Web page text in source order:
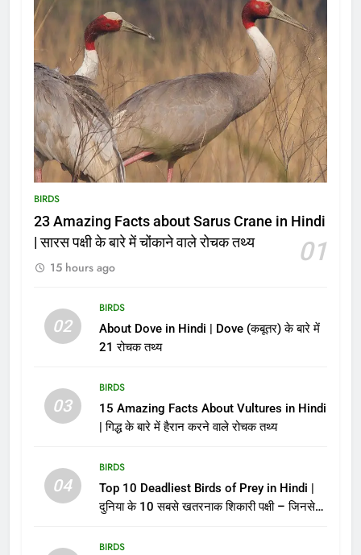
BIRDS
23 Amazing Facts about Sarus Crane in Hindi
| सारस पक्षी के बारे में चोंकाने वाले रोचक तथ्य
01
15 hours ago
02
BIRDS
About Dove in Hindi | Dove (कबूतर) के बारे में
21 रोचक तथ्य
03
BIRDS
15 Amazing Facts About Vultures in Hindi
| गिद्ध के बारे में हैरान करने वाले रोचक तथ्य
04
BIRDS
Top 10 Deadliest Birds of Prey in Hindi |
दुनिया के 10 सबसे खतरनाक शिकारी पक्षी – जिनसे
BIRDS